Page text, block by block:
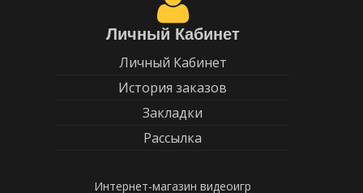
Личный Кабинет
Личный Кабинет
История заказов
Закладки
Рассылка
Интернет-магазин видеоигр